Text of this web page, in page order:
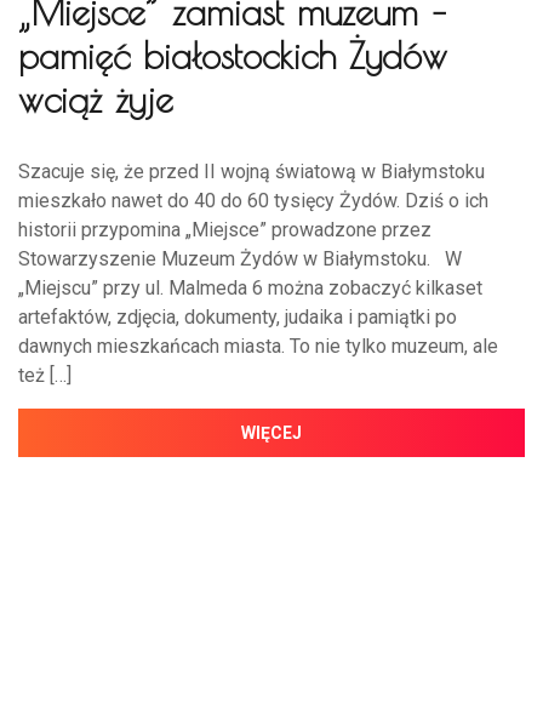
„Miejsce” zamiast muzeum –
pamięć białostockich Żydów
wciąż żyje
Szacuje się, że przed II wojną światową w Białymstoku
mieszkało nawet do 40 do 60 tysięcy Żydów. Dziś o ich
historii przypomina „Miejsce” prowadzone przez
Stowarzyszenie Muzeum Żydów w Białymstoku. W
„Miejscu” przy ul. Malmeda 6 można zobaczyć kilkaset
artefaktów, zdjęcia, dokumenty, judaika i pamiątki po
dawnych mieszkańcach miasta. To nie tylko muzeum, ale
też […]
WIĘCEJ